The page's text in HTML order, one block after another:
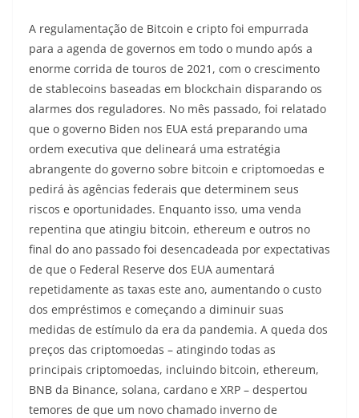
A regulamentação de Bitcoin e cripto foi empurrada
para a agenda de governos em todo o mundo após a
enorme corrida de touros de 2021, com o crescimento
de stablecoins baseadas em blockchain disparando os
alarmes dos reguladores. No mês passado, foi relatado
que o governo Biden nos EUA está preparando uma
ordem executiva que delineará uma estratégia
abrangente do governo sobre bitcoin e criptomoedas e
pedirá às agências federais que determinem seus
riscos e oportunidades. Enquanto isso, uma venda
repentina que atingiu bitcoin, ethereum e outros no
final do ano passado foi desencadeada por expectativas
de que o Federal Reserve dos EUA aumentará
repetidamente as taxas este ano, aumentando o custo
dos empréstimos e começando a diminuir suas
medidas de estímulo da era da pandemia. A queda dos
preços das criptomoedas – atingindo todas as
principais criptomoedas, incluindo bitcoin, ethereum,
BNB da Binance, solana, cardano e XRP – despertou
temores de que um novo chamado inverno de